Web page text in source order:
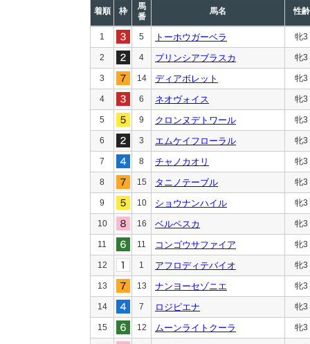
着順 枠
馬
番
馬名 性齢
1 5 トーホウガーベラ 牝3
2 4 プリンシアブラスカ 牝3
3 14 ディアボレット 牝3
4 6 ネオヴォイス 牝3
5 9 クロンヌデトワール 牝3
6 3 エムケイフローラル 牝3
7 8 チャノカオリ 牝3
8 15 タニノテーブル 牝3
9 10 ショウナンハイル 牝3
10 16 ベルペスカ 牝3
11 11 コンゴウサファイア 牝3
12 1 アフロディテバイオ 牝3
13 13 ナンヨーセゾニエ 牝3
14 7 ロジピエナ 牝3
15 12 ムーンライトクーラ 牝3